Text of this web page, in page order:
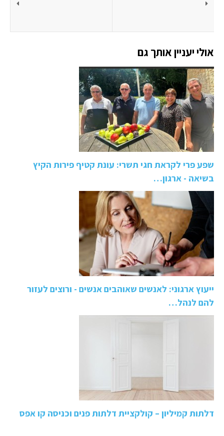
אולי יעניין אותך גם
שפע פרי לקראת חגי תשרי: עונת קטיף פירות הקיץ
בשיאה - ארגון…
ייעוץ ארגוני: לאנשים שאוהבים אנשים - ורוצים לעזור
להם לנהל…
דלתות קמיליון – קולקציית דלתות פנים וכניסה קו אפס